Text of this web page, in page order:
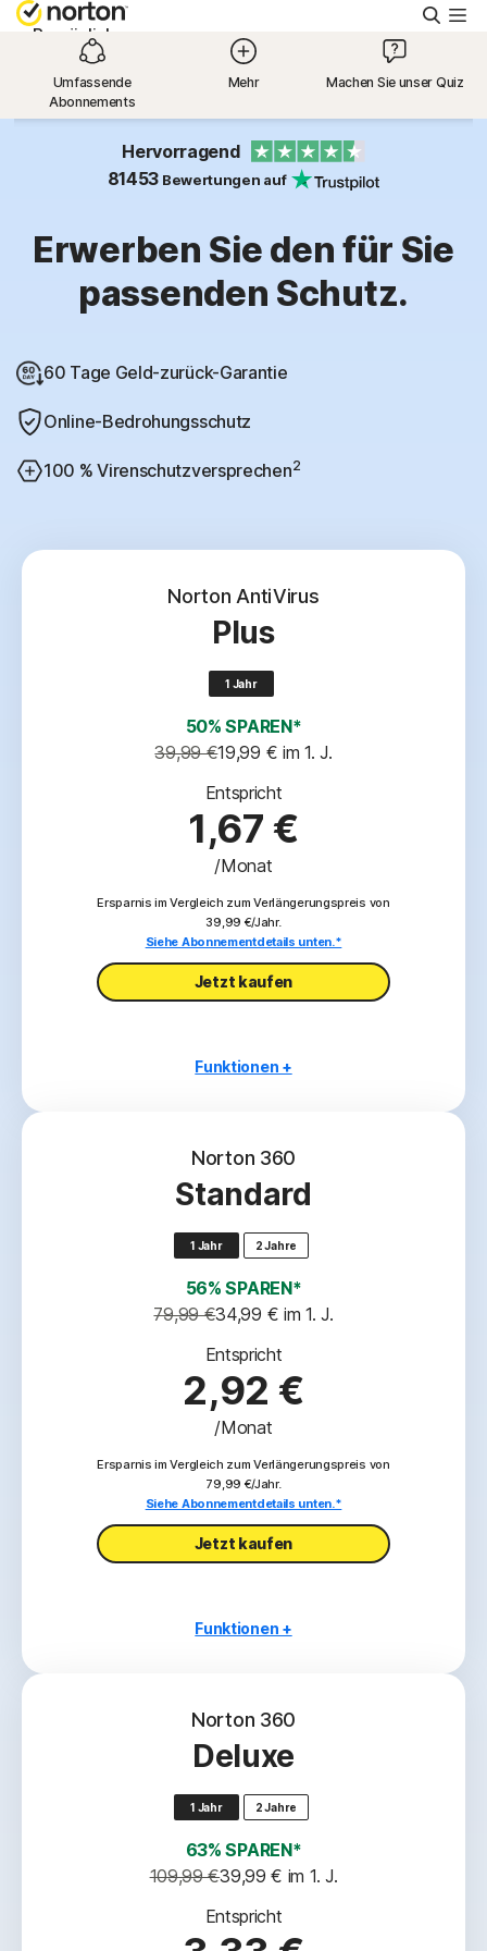
Persönlich
Small Business
Ressourcen
Support
Kostenlos testen
Deutschland
Einloggen
Umfassende
Abonnements
Mehr Machen Sie unser Quiz
Hervorragend
81453 Bewertungen auf
Erwerben Sie den für Sie
passenden Schutz.
60 Tage Geld-zurück-Garantie
Online-Bedrohungsschutz
100 % Virenschutzversprechen2
Norton AntiVirus
Plus
1 Jahr
50% SPAREN*
39,99 €19,99 € im 1. J.
Entspricht
1,67 €
/Monat
Ersparnis im Vergleich zum Verlängerungspreis von
39,99 €/Jahr.
Siehe Abonnementdetails unten.*
Jetzt kaufen
Funktionen +
Schutz vor Viren, Malware, Ransomware und
Virenschutzversprechen
Passwort-Manager
Norton 360
Standard
1 Jahr 2 Jahre
56% SPAREN*
79,99 €34,99 € im 1. J.
Entspricht
2,92 €
/Monat
Ersparnis im Vergleich zum Verlängerungspreis von
79,99 €/Jahr.
Siehe Abonnementdetails unten.*
Jetzt kaufen
Funktionen +
Schutz vor Viren, Malware, Ransomware und
Virenschutzversprechen
Passwort-Manager
Norton 360
Deluxe
1 Jahr 2 Jahre
63% SPAREN*
109,99 €39,99 € im 1. J.
Entspricht